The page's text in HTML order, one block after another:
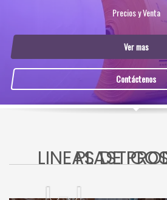
Precios y Venta
Ver mas
Contáctenos
LINEAS DE PRODUCTOS